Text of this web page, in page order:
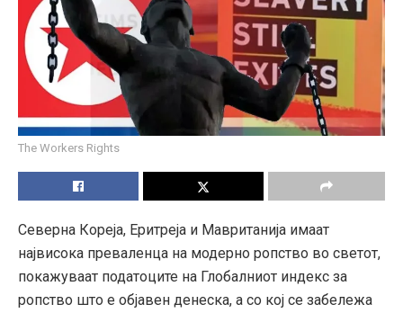
The Workers Rights
Северна Кореја, Еритреја и Мавританија имаат
највисока преваленца на модерно ропство во светот,
покажуваат податоците на Глобалниот индекс за
ропство што е објавен денеска, а со кој се забележа